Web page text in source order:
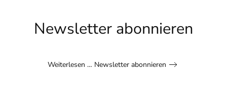
Newsletter abonnieren
Weiterlesen … Newsletter abonnieren